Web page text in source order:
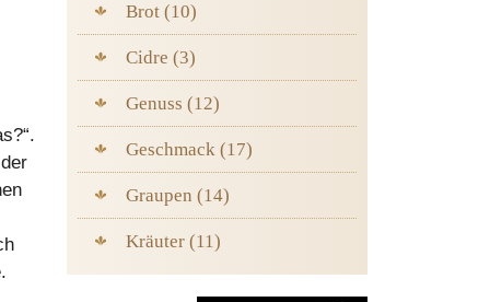
Brot (10)
Cidre (3)
Genuss (12)
Geschmack (17)
Graupen (14)
Kräuter (11)